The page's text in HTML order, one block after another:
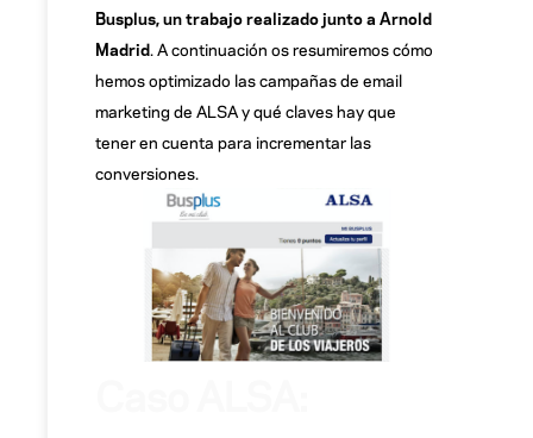
Busplus, un trabajo realizado junto a Arnold
Madrid. A continuación os resumiremos cómo
hemos optimizado las campañas de email
marketing de ALSA y qué claves hay que
tener en cuenta para incrementar las
conversiones.